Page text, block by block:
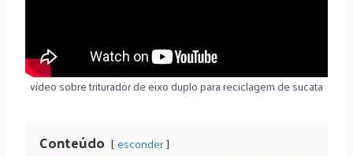
vídeo sobre triturador de eixo duplo para reciclagem de sucata
Conteúdo esconder